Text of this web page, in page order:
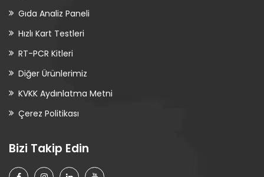
Gıda Analiz Paneli
Hızlı Kart Testleri
RT-PCR Kitleri
Diğer Ürünlerimiz
KVKK Aydınlatma Metni
Çerez Politikası
Bizi Takip Edin